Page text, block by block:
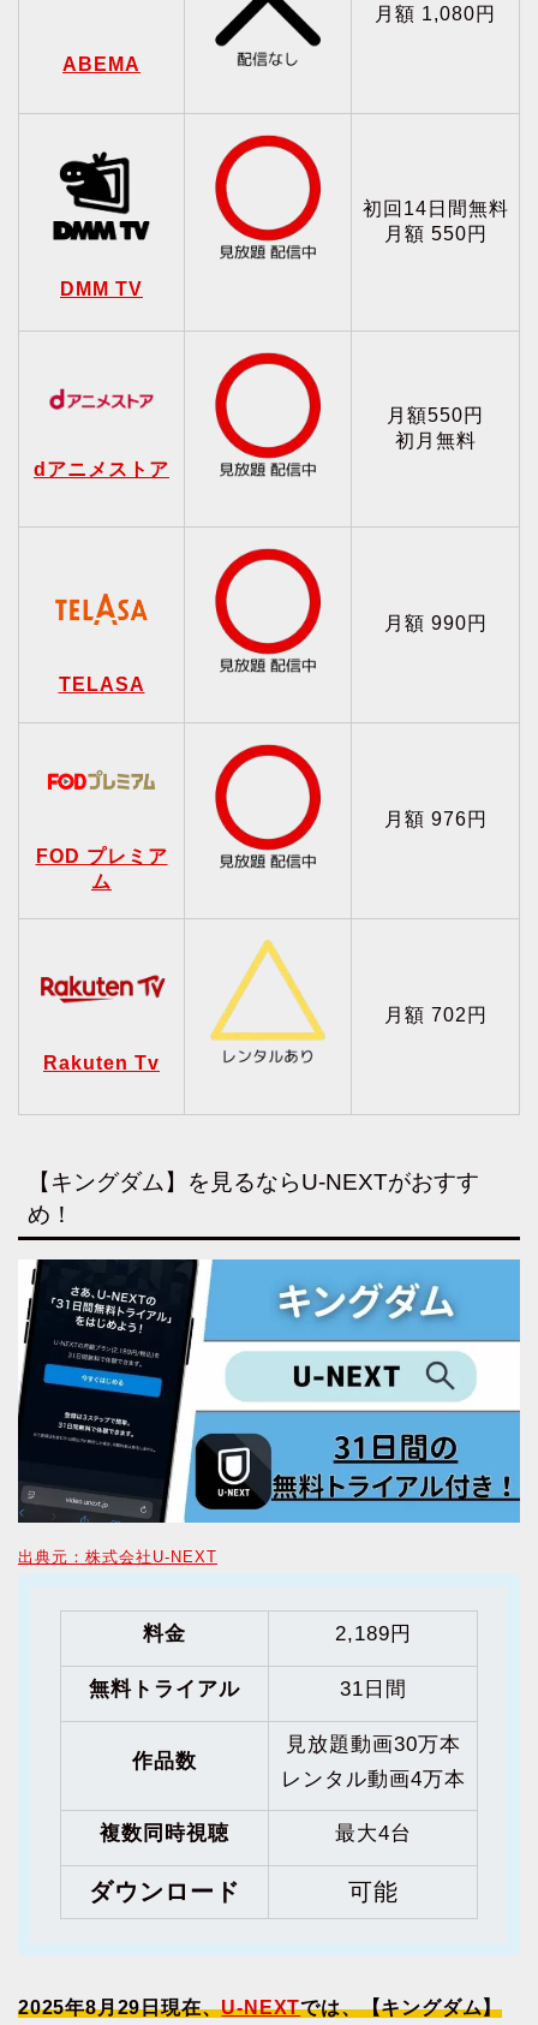
ABEMA
月額 1,080円
DMM TV
初回14日間無料
月額 550円
dアニメストア
月額550円
初月無料
TELASA
月額 990円
FOD プレミア
ム
月額 976円
Rakuten Tv
月額 702円
【キングダム】を見るならU-NEXTがおすす
め！
出典元：株式会社U-NEXT
料金 2,189円
無料トライアル 31日間
作品数
見放題動画30万本
レンタル動画4万本
複数同時視聴 最大4台
ダウンロード 可能
2025年8月29日現在、U-NEXTでは、【キングダム】